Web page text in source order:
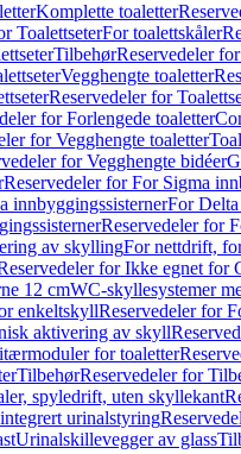
Komplette toaletter
ToalettseterFor toalettskåler
TilbehørReservedeler
Vegghengte toaletter
Reservedeler for
for Forlengede toaletter
for Vegghengte toaletter
for Vegghengte bidéer
Reservedeler for For Sigma
innbyggingssisternerFor
Reservedeler for
av skyllingFor nettdrift,
for Ikke egnet for
12 cmWC-skyllesystemer
enkeltskyllReservedeler for
aktivering av skyll
for toaletter
TilbehørReservedeler for
spyledrift, uten skyllekant
urinalstyring
Urinalskillevegger av glass